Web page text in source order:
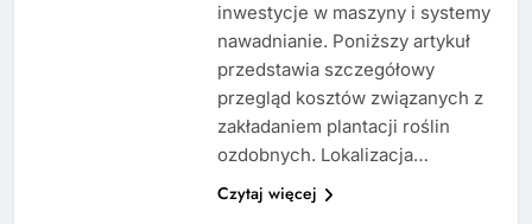
inwestycje w maszyny i systemy
nawadnianie. Poniższy artykuł
przedstawia szczegółowy
przegląd kosztów związanych z
zakładaniem plantacji roślin
ozdobnych. Lokalizacja…
Czytaj więcej